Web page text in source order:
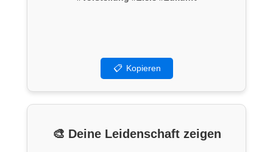
📋 Kopieren
🎨 Deine Leidenschaft zeigen